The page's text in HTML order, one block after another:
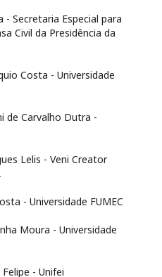
- Secretaria Especial para
Civil da Presidência da
Costa - Universidade
de Carvalho Dutra -
Lelis - Veni Creator
- Universidade FUMEC
Moura - Universidade
- Unifei